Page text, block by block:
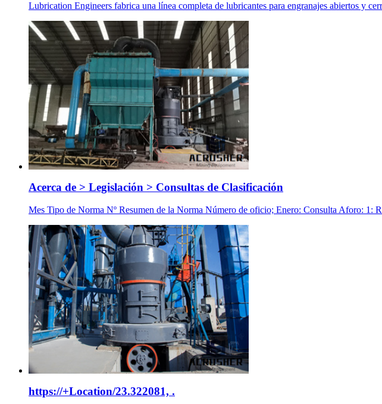
Lubrication Engineers fabrica una línea completa de lubricantes para engranajes abiertos y
Acerca de > Legislación > Consultas de Clasificación
Mes Tipo de Norma Nº Resumen de la Norma Número de oficio; Enero: Consulta Aforo:
https://+Location/23.322081, .